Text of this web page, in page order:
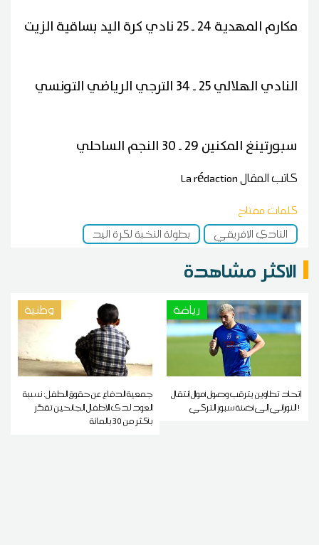
مكارم المهدية 24 ـ 25 نادي كرة اليد بساقية الزيت
النادي الهلالي 25 ـ 34 الترجي الرياضي التونسي
سبورتينغ المكنين 29 ـ 30 النجم الساحلي
كاتب المقالLa rédaction
كلمات مفتاح
النادي الإفريقي
بطولة النخبة لكرة اليد
الاكثر مشاهدة
رياضة
إتحاد تطاوين يترقب وصول أموال إنتقال
النوراني إلى أضنة سبور التركي !
وطنية
جمعية الدفاع عن حقوق الطفل: نسبة
العود لدى الأطفال الجانحين تقدّر
بأكثر من 30 بالمائة